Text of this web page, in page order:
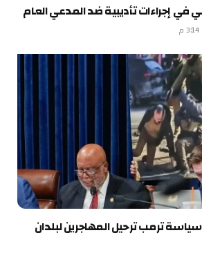
في إجراءات تأديبية ضد المدعي العام
ترمب ترحيل المهاجرين لبلدان